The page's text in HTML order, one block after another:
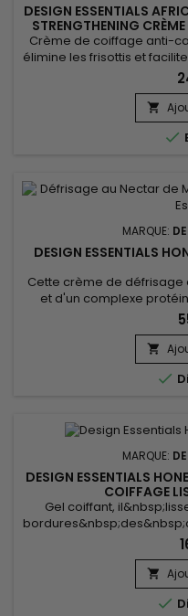
DESIGN ESSENTIALS
STRENGTHENING
Crème de coiffage anti-
élimine les frisottis et
Design Essentials African
Out Strengthening
réputé pour favoriser la
fortifiant et en les


MARQUE:
DESIGN ESSENTIALS
Cette crème de défrisage
et d'un complexe
Design Essentials Honey
les cheveux. &nbsp;Il les
tous types de 

MARQUE:
DESIGN ESSENTIALS
COIFFAGE
Gel coiffant,
et en offre
d’avocat, Design
apporte&nbsp;douceur,

